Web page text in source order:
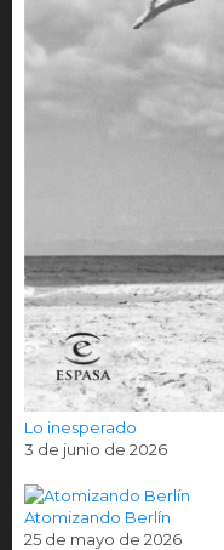
Lo inesperado
3 de junio de 2026
Atomizando Berlín
25 de mayo de 2026